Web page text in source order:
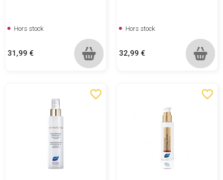
Hors stock
Prix
31,99 €
Hors stock
Prix
32,99 €
favorite_border favorite_border